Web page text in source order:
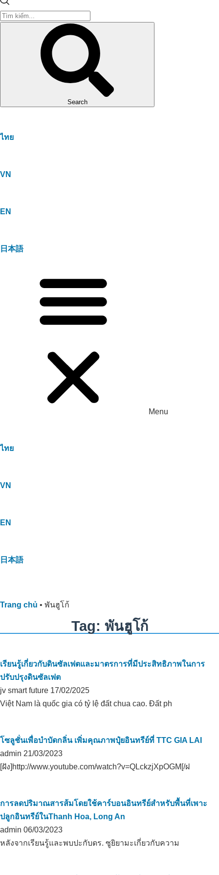
Search
ไทย
VN
EN
日本語
Menu
ไทย
VN
EN
日本語
Trang chủ • พันฮูโก้
Tag: พันฮูโก้
เรียนรู้เกี่ยวกับดินซัลเฟตและมาตรการที่มีประสิทธิภาพในการ
ปรับปรุงดินซัลเฟต
jv smart future 17/02/2025
Việt Nam là quốc gia có tỷ lệ đất chua cao. Đất ph
โซลูชั่นเพื่อบำบัดกลิ่น เพิ่มคุณภาพปุ๋ยอินทรีย์ที่ TTC GIA LAI
admin 21/03/2023
[ฝัง]http://www.youtube.com/watch?v=QLckzjXpOGM[/ฝ
การลดปริมาณสารส้มโดยใช้คาร์บอนอินทรีย์สำหรับพื้นที่เพาะ
ปลูกอินทรีย์ในThanh Hoa, Long An
admin 06/03/2023
หลังจากเรียนรู้และพบปะกับดร. ซูยิยามะเกี่ยวกับความ